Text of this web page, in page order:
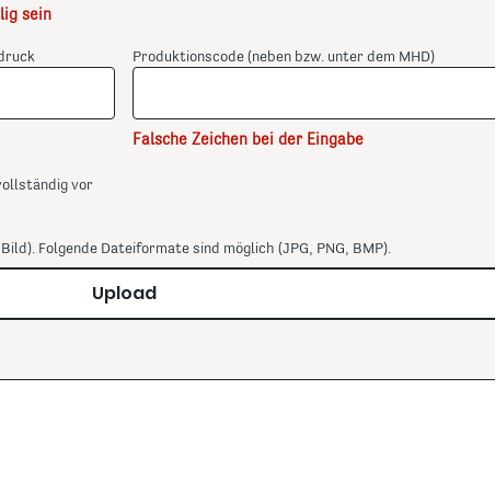
sein
Produktionscode (neben bzw. unter dem MHD)
Falsche Zeichen bei der Eingabe
vor
Folgende Dateiformate sind möglich (JPG, PNG, BMP).
Upload